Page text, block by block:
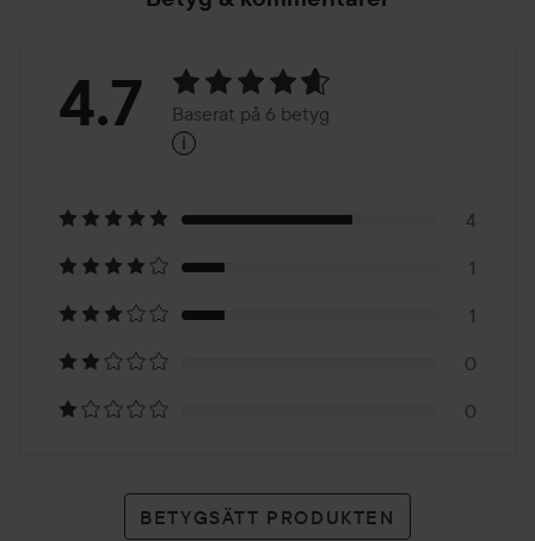
Betyg:
Baserat
på
6
betyg
4.7 Baserat på 6 betyg
i
4
1
1
0
0
BETYGSÄTT PRODUKTEN